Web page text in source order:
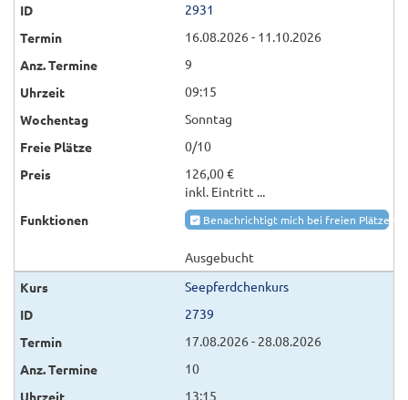
2931
16.08.2026 - 11.10.2026
9
09:15
Sonntag
0/10
126,00 €
inkl. Eintritt ...
Benachrichtigt mich bei freien Plätzen
Ausgebucht
Seepferdchenkurs
2739
17.08.2026 - 28.08.2026
10
13:15